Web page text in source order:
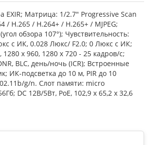
EXIR; Матрица: 1/2.7" Progressive Scan
/ H.265 / H.264+ / H.265+ / MJPEG;
обзора 107°); Чувствительность:
с ИК, 0.028 Люкс/ F2.0; 0 Люкс с ИК;
1280 x 960, 1280 x 720 - 25 кадров/с;
BLC, день/ночь (ICR); Встроенные
ИК-подсветка до 10 м, PIR до 10
g/n. Слот памяти: micro
DC 12В/5Вт, PoE, 102,9 х 65,2 х 32,6